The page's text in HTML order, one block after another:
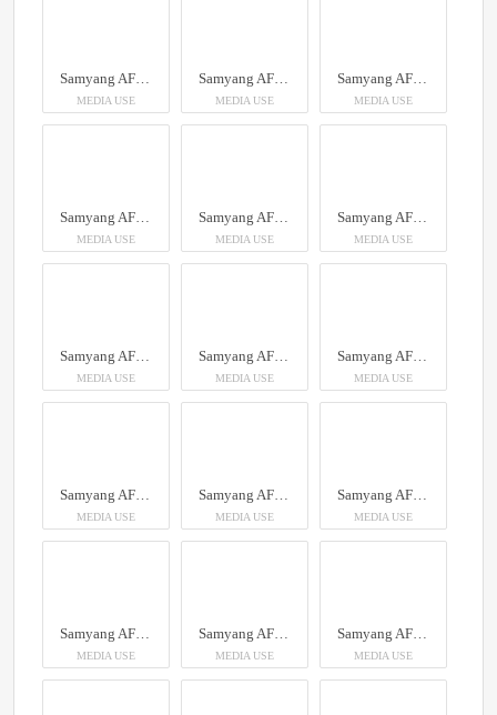
Samyang AF 12mm F2.0 RF-S
MEDIA USE
Samyang AF 12mm F2.0 RF-S
MEDIA USE
Samyang AF 12mm F2.0 RF-S
MEDIA USE
Samyang AF 12mm F2.0 RF-S
MEDIA USE
Samyang AF 12mm F2.0 RF-S
MEDIA USE
Samyang AF 12mm F2.0 RF-S
MEDIA USE
Samyang AF 12mm F2.0 RF-S
MEDIA USE
Samyang AF 12mm F2.0 RF-S
MEDIA USE
Samyang AF 12mm F2.0 RF-S
MEDIA USE
Samyang AF 12mm F2.0 RF-S
MEDIA USE
Samyang AF 12mm F2.0 RF-S
MEDIA USE
Samyang AF 12mm F2.0 RF-S
MEDIA USE
Samyang AF 12mm F2.0 RF-S
MEDIA USE
Samyang AF 12mm F2.0 RF-S
MEDIA USE
Samyang AF 12mm F2.0 RF-S
MEDIA USE